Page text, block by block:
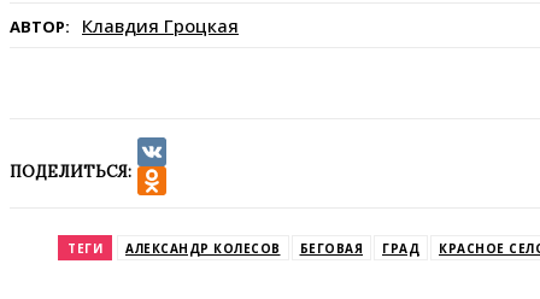
АВТОР: Клавдия Гроцкая
ПОДЕЛИТЬСЯ:
VK
ТЕГИ АЛЕКСАНДР КОЛЕСОВ БЕГОВАЯ ГРАД КРАСНОЕ